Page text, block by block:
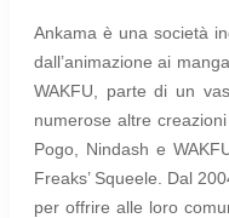
Ankama è una società
dall’animazione ai
WAKFU, parte di un
numerose altre
Pogo, Nindash e
Freaks’ Squeele. Dal
per offrire alle loro